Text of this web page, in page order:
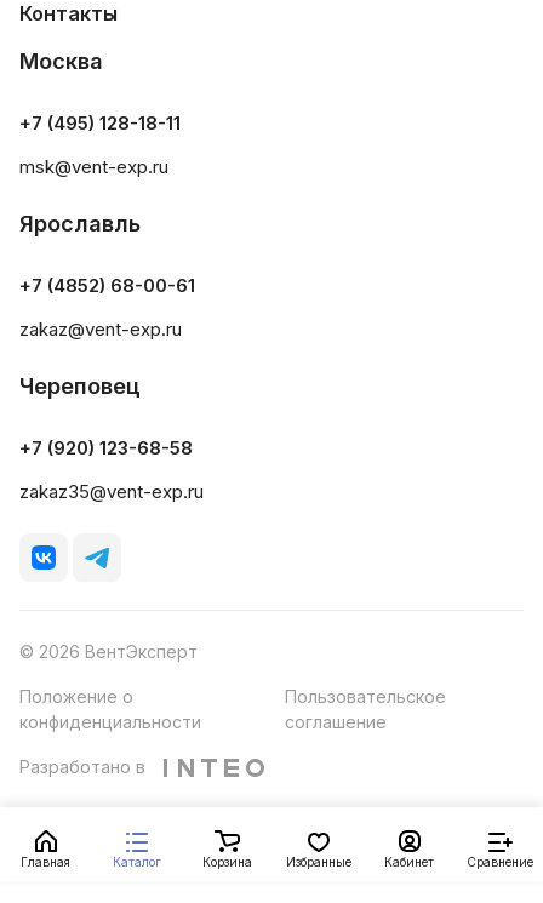
Главная Каталог Корзина Избранные Кабинет Сравнение
Контакты
Москва
+7 (495) 128-18-11
msk@vent-exp.ru
Ярославль
+7 (4852) 68-00-61
zakaz@vent-exp.ru
Череповец
+7 (920) 123-68-58
zakaz35@vent-exp.ru
© 2026 ВентЭксперт
Положение о
конфиденциальности
Пользовательское
соглашение
Разработано в